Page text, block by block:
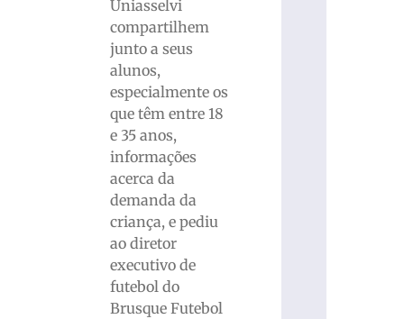
Uniasselvi
compartilhem
junto a seus
alunos,
especialmente os
que têm entre 18
e 35 anos,
informações
acerca da
demanda da
criança, e pediu
ao diretor
executivo de
futebol do
Brusque Futebol